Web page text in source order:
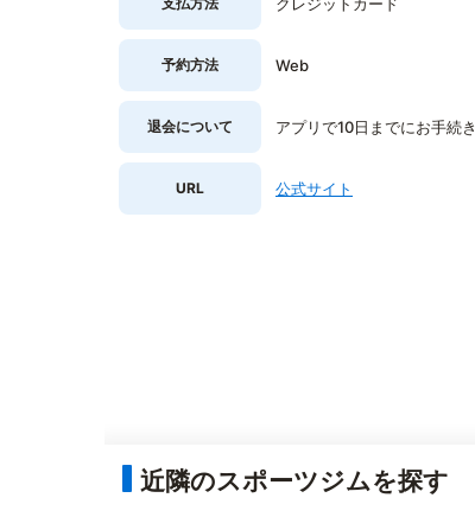
予約方法 Web
退会について アプリで10日までにお手続き
URL 公式サイト
近隣のスポーツジムを探す